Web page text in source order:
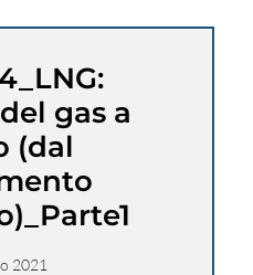
gas a
(dal
2021